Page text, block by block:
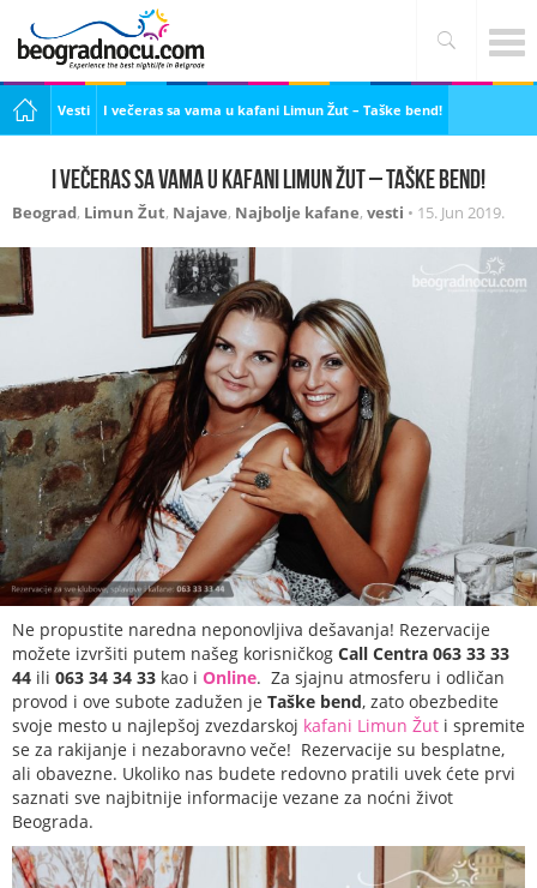
Vesti I večeras sa vama u kafani Limun Žut – Taške bend!
I večeras sa vama u kafani Limun Žut – Taške bend!
Beograd, Limun Žut, Najave, Najbolje kafane, vesti • 15. Jun 2019.
Ne propustite naredna neponovljiva dešavanja! Rezervacije
možete izvršiti putem našeg korisničkog Call Centra 063 33 33
44 ili 063 34 34 33 kao i Online. Za sjajnu atmosferu i odličan
provod i ove subote zadužen je Taške bend, zato obezbedite
svoje mesto u najlepšoj zvezdarskoj kafani Limun Žut i spremite
se za rakijanje i nezaboravno veče! Rezervacije su besplatne,
ali obavezne. Ukoliko nas budete redovno pratili uvek ćete prvi
saznati sve najbitnije informacije vezane za noćni život
Beograda.